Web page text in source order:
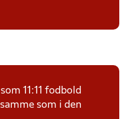
11:11 fodbold
som i den